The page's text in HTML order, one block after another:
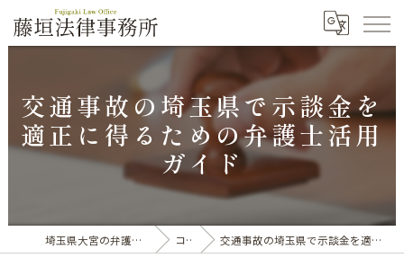
交通事故の埼玉県で示談金を
適正に得るための弁護士活用
ガイド
埼玉県大宮の弁護士なら藤垣法律事務所 コラム 交通事故の埼玉県で示談金を適正に得るための弁護士活用ガイド